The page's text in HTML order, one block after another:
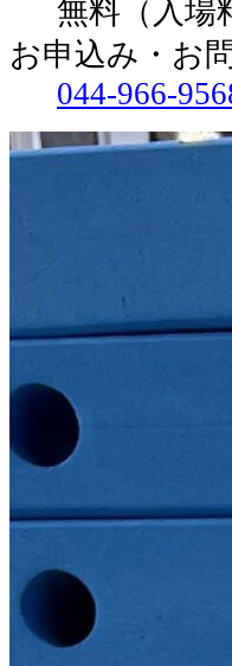
無料（入場
お申込み・お
044-966-